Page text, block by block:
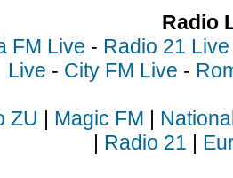
Radio
FM Live - Radio 21 Live
Live - City FM Live -
ZU | Magic FM |
| Radio 21 |